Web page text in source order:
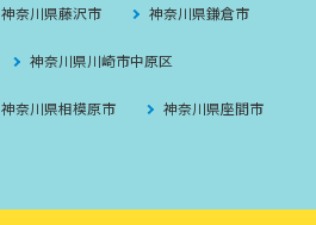
神奈川県藤沢市 神奈川県鎌倉市
神奈川県川崎市中原区
神奈川県相模原市 神奈川県座間市